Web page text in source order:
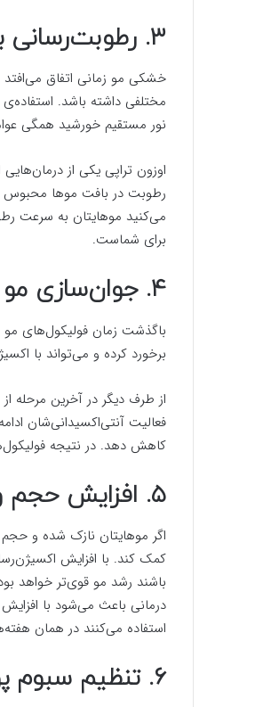
۳. رطوبت‌رسانی به موها
خشکی مو زمانی اتفاق
مختلفی داشته باشد.
نور مستقیم خورشید همگی
اوزون تراپی یکی از
رطوبت در بافت موها
می‌کنید موهایتان به سرعت
برای شماست.
۴. جوان‌سازی مو
باگذشت زمان فولیکول‌های مو
برخورد کرده و می‌تواند با
از طرف دیگر در آخرین مرحله
فعالیت آنتی‌اکسیدانی‌شان
کاهش دهد. در نتیجه
۵. افزایش حجم و تراکم موها
اگر موهایتان نازک شده و
کمک کند. با افزایش
باشند رشد مو قوی‌تر خواهد
درمانی باعث می‌شود با
استفاده می‌کنند در همان
۶. تنظیم سبوم پوست کف سر